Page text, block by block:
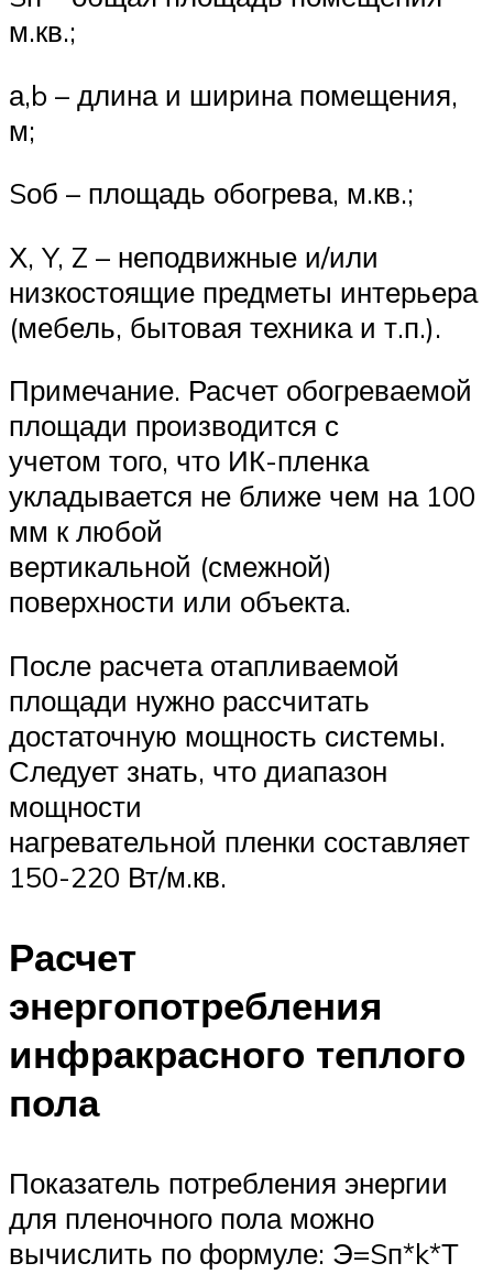
м.кв.;
а,b – длина и ширина помещения,
м;
Sоб – площадь обогрева, м.кв.;
Х, Y, Z – неподвижные и/или
низкостоящие предметы интерьера
(мебель, бытовая техника и т.п.).
Примечание. Расчет обогреваемой
площади производится с
учетом того, что ИК-пленка
укладывается не ближе чем на 100
мм к любой
вертикальной (смежной)
поверхности или объекта.
После расчета отапливаемой
площади нужно рассчитать
достаточную мощность системы.
Следует знать, что диапазон
мощности
нагревательной пленки составляет
150-220 Вт/м.кв.
Расчет
энергопотребления
инфракрасного теплого
пола
Показатель потребления энергии
для пленочного пола можно
вычислить по формуле: Э=Sп*k*Т